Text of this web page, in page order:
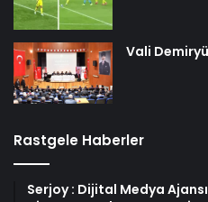
Vali
Rastgele Haberler
Serjoy : Dijital Medya